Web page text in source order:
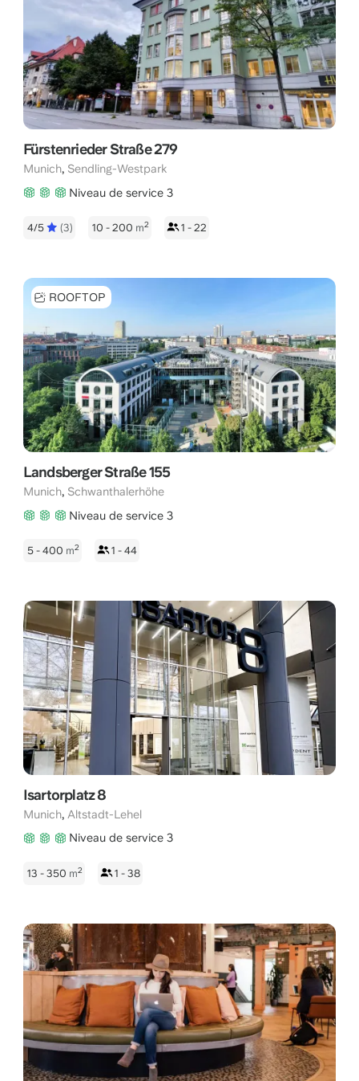
Fürstenrieder Straße 279
Munich, Sendling-Westpark
Niveau de service 3
4/5 (3) 10 - 200 m2 1 - 22
ROOFTOP
Landsberger Straße 155
Munich, Schwanthalerhöhe
Niveau de service 3
5 - 400 m2 1 - 44
Isartorplatz 8
Munich, Altstadt-Lehel
Niveau de service 3
13 - 350 m2 1 - 38